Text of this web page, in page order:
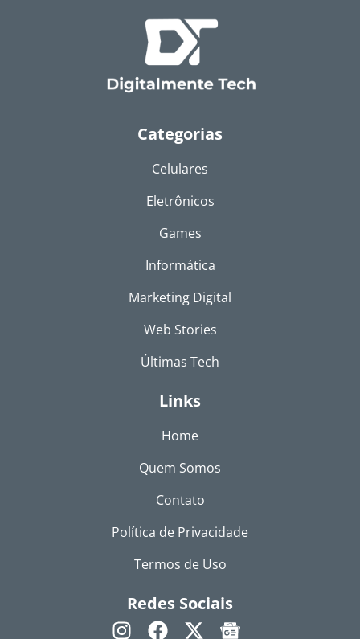
Categorias
Celulares
Eletrônicos
Games
Informática
Marketing Digital
Web Stories
Últimas Tech
Links
Home
Quem Somos
Contato
Política de Privacidade
Termos de Uso
Redes Sociais